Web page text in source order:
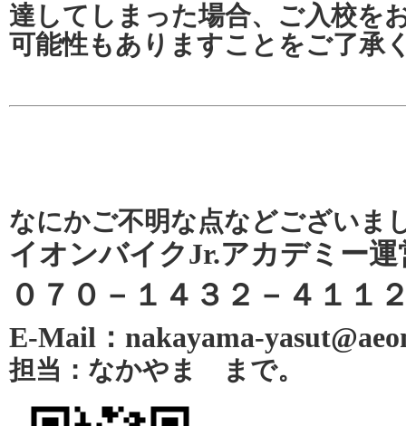
達してしまった場合、ご入校を
可能性もありますことをご了承
なにかご不明な点などございま
イオンバイクJr.アカデミー運
０７０－１４３２－４１１
E-Mail：nakayama-
担当：なかやま まで。